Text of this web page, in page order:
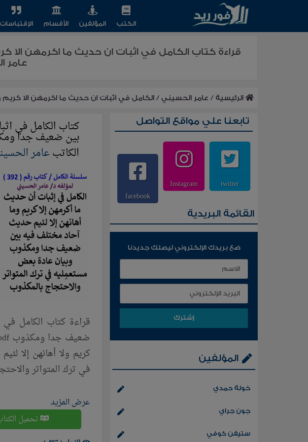
الكتب المؤلفين الأقسام الإقتباسات
قراءة كتاب الكامل في اثبات ان حديث ما اكرمهن
عامر
الرئيسية / عامر الحسيني /الكامل في اثبات ان حديث ما اكرمهن الا
كتاب الكامل في
بين ضعيف جدا
الكاتبعامر
قراءة كتاب الكامل
كريم ولا أهانهن إلا
في ترك المتواتر
عرض المزيد
تحميل
تابعنا علي مواقع التواصل
twitter
Instagram
facebook
القائمة البريدية
ضع بريدك الإلكتروني ليصلك جديدنا
المؤلفين
خولة حمدي
جون جراي
ستيفن كوفي